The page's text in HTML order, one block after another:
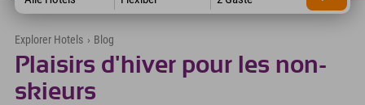
Explorer Hotels › Blog
Plaisirs d'hiver pour les non-
skieurs